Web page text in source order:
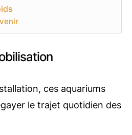
ces aquariums
le trajet quotidien des